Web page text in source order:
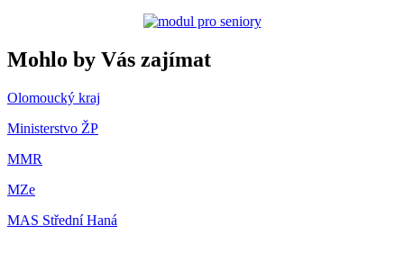
Mohlo by Vás zajímat
Olomoucký kraj
Ministerstvo ŽP
MMR
MZe
MAS Střední Haná